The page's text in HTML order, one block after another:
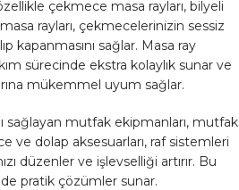
çekmece masa rayları, bilyeli
rayları, çekmecelerinizin sessiz
kapanmasını sağlar. Masa ray
sürecinde ekstra kolaylık sunar ve
mükemmel uyum sağlar.
sağlayan mutfak ekipmanları, mutfak
ve dolap aksesuarları, raf sistemleri
düzenler ve işlevselliği artırır. Bu
pratik çözümler sunar.